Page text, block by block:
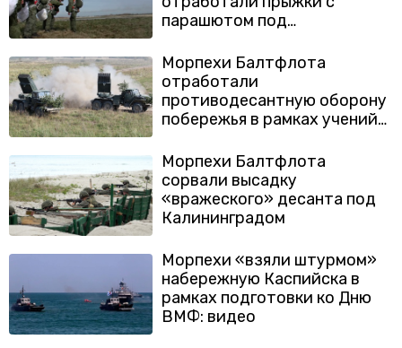
парашютом под
Морпехи Балтфлота
отработали
противодесантную оборону
побережья в рамках учений
Морпехи Балтфлота
сорвали высадку
«вражеского» десанта под
Калининградом
Морпехи «взяли штурмом»
набережную Каспийска в
рамках подготовки ко Дню
ВМФ: видео